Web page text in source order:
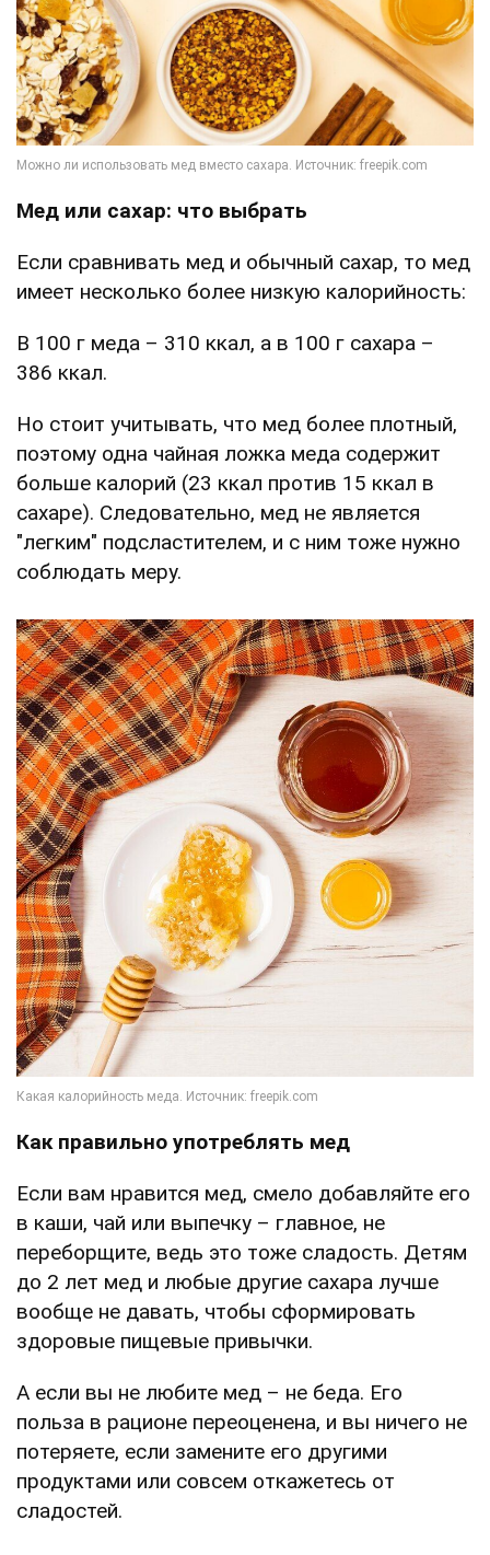
Мед или сахар: что выбрать
Если сравнивать мед и обычный сахар, то мед
имеет несколько более низкую калорийность:
В 100 г меда – 310 ккал, а в 100 г сахара –
386 ккал.
Но стоит учитывать, что мед более плотный,
поэтому одна чайная ложка меда содержит
больше калорий (23 ккал против 15 ккал в
сахаре). Следовательно, мед не является
"легким" подсластителем, и с ним тоже нужно
соблюдать меру.
Как правильно употреблять мед
Если вам нравится мед, смело добавляйте его
в каши, чай или выпечку – главное, не
переборщите, ведь это тоже сладость. Детям
до 2 лет мед и любые другие сахара лучше
вообще не давать, чтобы сформировать
здоровые пищевые привычки.
А если вы не любите мед – не беда. Его
польза в рационе переоценена, и вы ничего не
потеряете, если замените его другими
продуктами или совсем откажетесь от
сладостей.